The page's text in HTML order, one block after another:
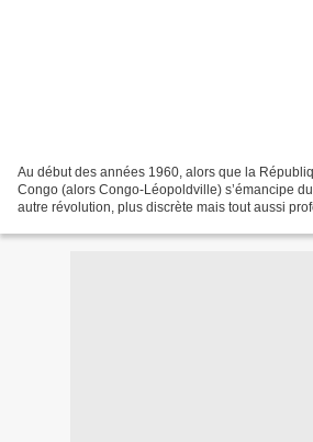
Au début des années 1960, alors que la
Congo (alors Congo-Léopoldville) s’émancipe
autre révolution, plus discrète mais tout aussi